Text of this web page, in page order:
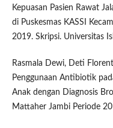
Kepuasan Pasien Rawat
di Puskesmas KASSI
2019. Skripsi. Universitas
Rasmala Dewi, Deti
Penggunaan Antibiotik
Anak dengan Diagnosis
Mattaher Jambi Periode